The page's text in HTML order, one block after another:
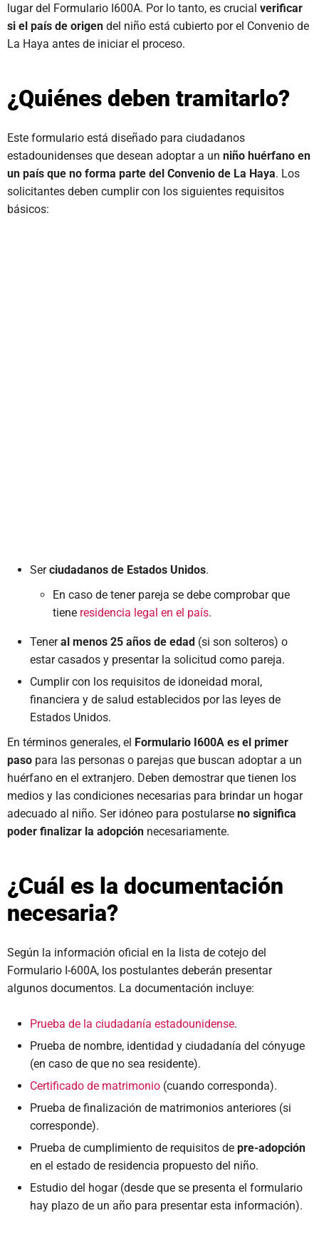
lugar del Formulario I600A. Por lo tanto, es crucial verificar
si el país de origen del niño está cubierto por el Convenio de
La Haya antes de iniciar el proceso.
¿Quiénes deben tramitarlo?
Este formulario está diseñado para ciudadanos
estadounidenses que desean adoptar a un niño huérfano en
un país que no forma parte del Convenio de La Haya. Los
solicitantes deben cumplir con los siguientes requisitos
básicos:
Serciudadanos de Estados Unidos.
En caso de tener pareja se debe comprobar que
tiene residencia legal en el país.
Teneral menos 25 años de edad (si son solteros) o
estar casados y presentar la solicitud como pareja.
Cumplir con los requisitos de idoneidad moral,
financiera y de salud establecidos por las leyes de
Estados Unidos.
En términos generales, el Formulario I600A es el primer
paso para las personas o parejas que buscan adoptar a un
huérfano en el extranjero. Deben demostrar que tienen los
medios y las condiciones necesarias para brindar un hogar
adecuado al niño. Ser idóneo para postularse no significa
poder finalizar la adopción necesariamente.
¿Cuál es la documentación
necesaria?
Según la información oficial en la lista de cotejo del
Formulario I-600A, los postulantes deberán presentar
algunos documentos. La documentación incluye:
Prueba de la ciudadanía estadounidense.
Prueba de nombre, identidad y ciudadanía del cónyuge
(en caso de que no sea residente).
Certificado de matrimonio (cuando corresponda).
Prueba de finalización de matrimonios anteriores (si
corresponde).
Prueba de cumplimiento de requisitos de pre-adopción
en el estado de residencia propuesto del niño.
Estudio del hogar (desde que se presenta el formulario
hay plazo de un año para presentar esta información).